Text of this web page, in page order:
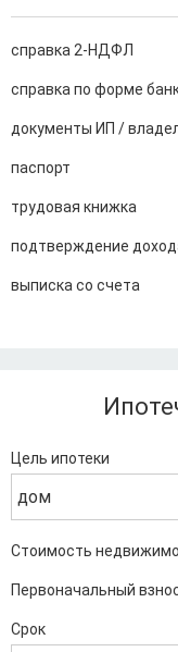
справка 2-НДФЛ
справка по форме
документы ИП /
паспорт
трудовая книжка
подтверждение
выписка со счета
Цель ипотеки
дом
Стоимость
Первоначальный
Срок